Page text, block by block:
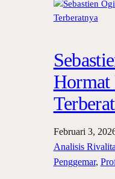
Hormat
Februari 3,
Analisis
Penggemar,